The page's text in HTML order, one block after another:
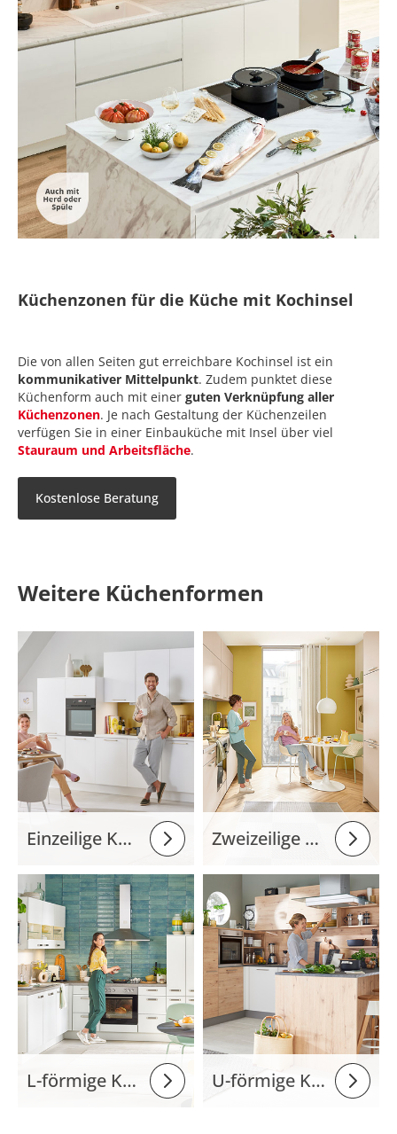
Küchenzonen für die Küche mit Kochinsel
Die von allen Seiten gut erreichbare Kochinsel ist ein
kommunikativer Mittelpunkt. Zudem punktet diese
Küchenform auch mit einer guten Verknüpfung aller
Küchenzonen. Je nach Gestaltung der Küchenzeilen
verfügen Sie in einer Einbauküche mit Insel über viel
Stauraum und Arbeitsfläche.
Kostenlose Beratung
Weitere Küchenformen
Einzeilige Küchen Zweizeilige Küchen
L-förmige Küchen U-förmige Küchen